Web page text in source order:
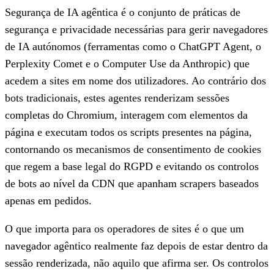
Segurança de IA agêntica é o conjunto de práticas de
segurança e privacidade necessárias para gerir navegadores
de IA autónomos (ferramentas como o ChatGPT Agent, o
Perplexity Comet e o Computer Use da Anthropic) que
acedem a sites em nome dos utilizadores. Ao contrário dos
bots tradicionais, estes agentes renderizam sessões
completas do Chromium, interagem com elementos da
página e executam todos os scripts presentes na página,
contornando os mecanismos de consentimento de cookies
que regem a base legal do RGPD e evitando os controlos
de bots ao nível da CDN que apanham scrapers baseados
apenas em pedidos.
O que importa para os operadores de sites é o que um
navegador agêntico realmente faz depois de estar dentro da
sessão renderizada, não aquilo que afirma ser. Os controlos